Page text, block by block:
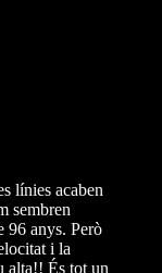
línies acaben
sembren
96 anys. Però
i la
alta!! És tot un